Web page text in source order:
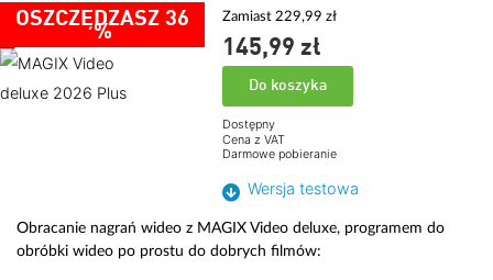
OSZCZĘDZASZ 36
%
Zamiast 229,99 zł
145,99 zł
Do koszyka
Dostępny
Cena z VAT
Darmowe pobieranie
Wersja testowa
Obracanie nagrań wideo z MAGIX Video deluxe, programem do
obróbki wideo po prostu do dobrych filmów: